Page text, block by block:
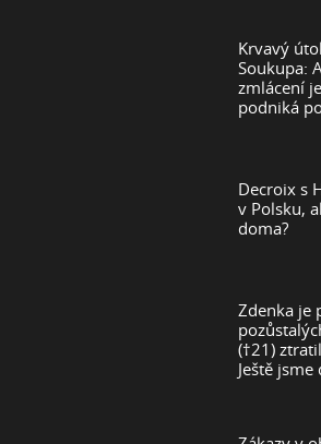
Krvavý
Soukupa:
zmlácení
podniká
Decroix s
v Polsku,
doma?
Zdenka je
(†21)
Ještě